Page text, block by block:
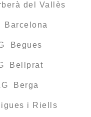
del Vallès
Begues
Bellprat
Berga
i Riells